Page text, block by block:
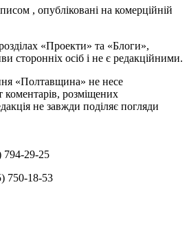
, опубліковані на комерційній
«Проекти» та «Блоги»,
сторонніх осіб і не є редакційними.
«Полтавщина» не несе
коментарів, розміщених
не завжди поділяє погляди
794-29-25
750-18-53